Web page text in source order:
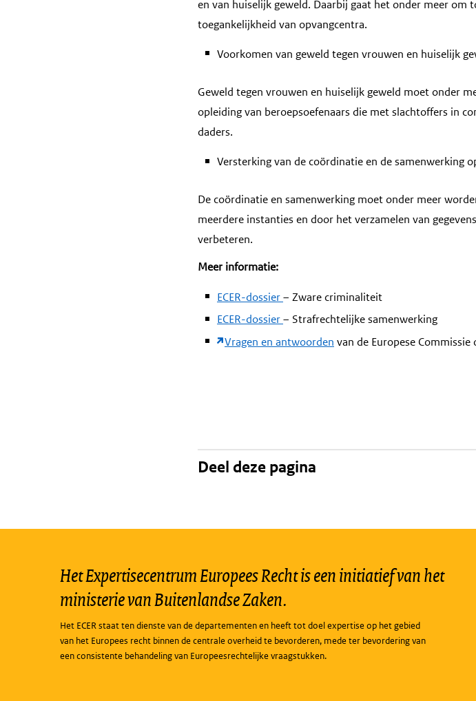
en van huiselijk geweld. Daarbij gaat het onder meer
toegankelijkheid van opvangcentra.
Voorkomen van geweld tegen vrouwen en huiselijk
Geweld tegen vrouwen en huiselijk geweld moet onder
opleiding van beroepsoefenaars die met slachtoffers in
daders.
Versterking van de coördinatie en de samenwerking
De coördinatie en samenwerking moet onder meer
meerdere instanties en door het verzamelen van
verbeteren.
Meer informatie:
ECER-dossier– Zware criminaliteit
ECER-dossier– Strafrechtelijke samenwerking
Vragen en antwoorden van de Europese
Deel deze pagina
Het Expertisecentrum Europees Recht is een initiatief van het
ministerie van Buitenlandse Zaken.
Het ECER staat ten dienste van de departementen en heeft tot doel expertise op het gebied
van het Europees recht binnen de centrale overheid te bevorderen, mede ter bevordering van
een consistente behandeling van Europeesrechtelijke vraagstukken.